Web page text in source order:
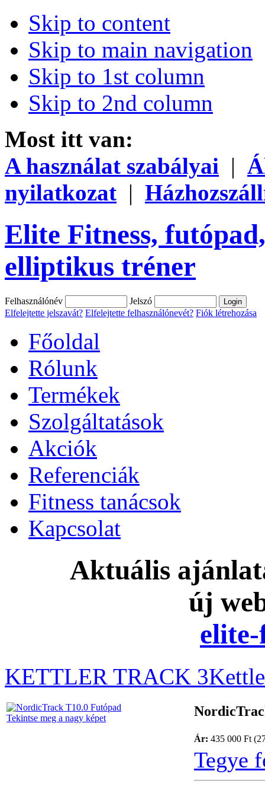
Skip to content
Skip to main navigation
Skip to 1st column
Skip to 2nd column
Most itt van:
A használat szabályai |
nyilatkozat |
Elite Fitness,
elliptikus tréner
Felhasználónév
Jelszó
Elfelejtette jelszavát? Elfelejtette felhasználónevét? Fiók létrehozása
Főoldal
Rólunk
Termékek
Szolgáltatások
Akciók
Referenciák
Fitness tanácsok
Kapcsolat
Aktuális
új
KETTLER TRACK 3
Tekintse meg a nagy képet
Ár: 435 000 Ft
Tegye